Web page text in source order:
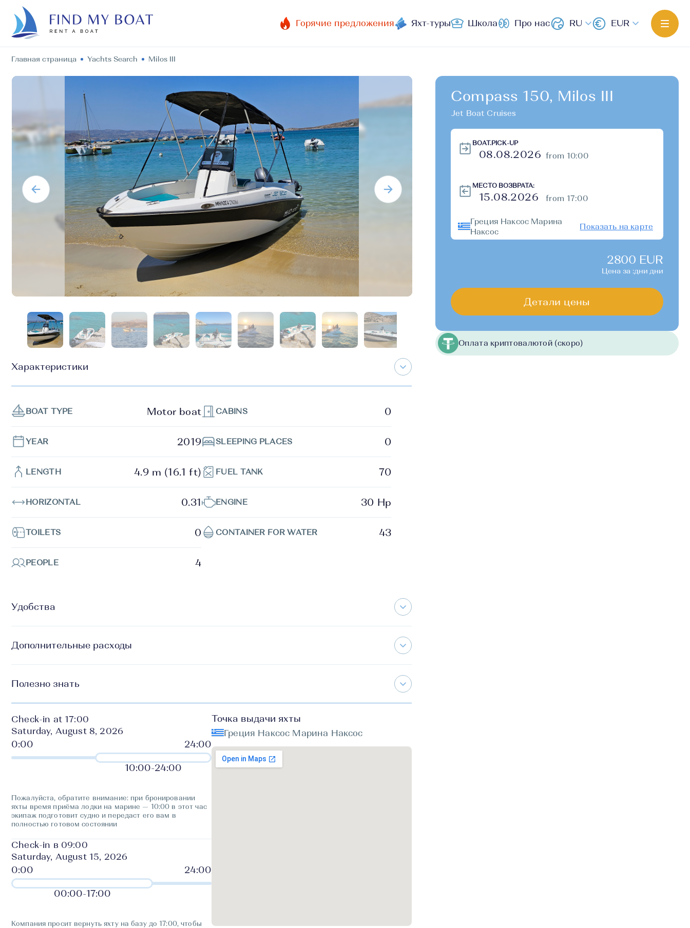
Горячие предложения Яхт-туры Школа Про нас RU EUR
Главная страница Yachts Search Milos III
Compass 150, Milos III
Jet Boat Cruises
BOAT.PICK-UP
from 10:00
МЕСТО ВОЗВРАТА:
from 17:00
Греция Наксос Марина
Наксос
Показать на карте
2800 EUR
Цена за :дни дни
Детали цены
Оплата криптовалютой (скоро)
Характеристики
BOAT TYPE Motor boat
YEAR 2019
LENGTH 4.9 m (16.1 ft)
HORIZONTAL 0.31
TOILETS 0
PEOPLE 4
CABINS 0
SLEEPING PLACES 0
FUEL TANK 70
ENGINE 30 Hp
CONTAINER FOR WATER 43
Удобства
Дополнительные расходы
Полезно знать
Check-in at 17:00
Saturday, August 8, 2026
10:00-24:00
Пожалуйста, обратите внимание: при бронировании
яхты время приёма лодки на марине — 10:00 в этот час
экипаж подготовит судно и передаст его вам в
полностью готовом состоянии
Check-in в 09:00
Saturday, August 15, 2026
00:00-17:00
Компания просит вернуть яхту на базу до 17:00, чтобы
Точка выдачи яхты
Греция Наксос Марина Наксос